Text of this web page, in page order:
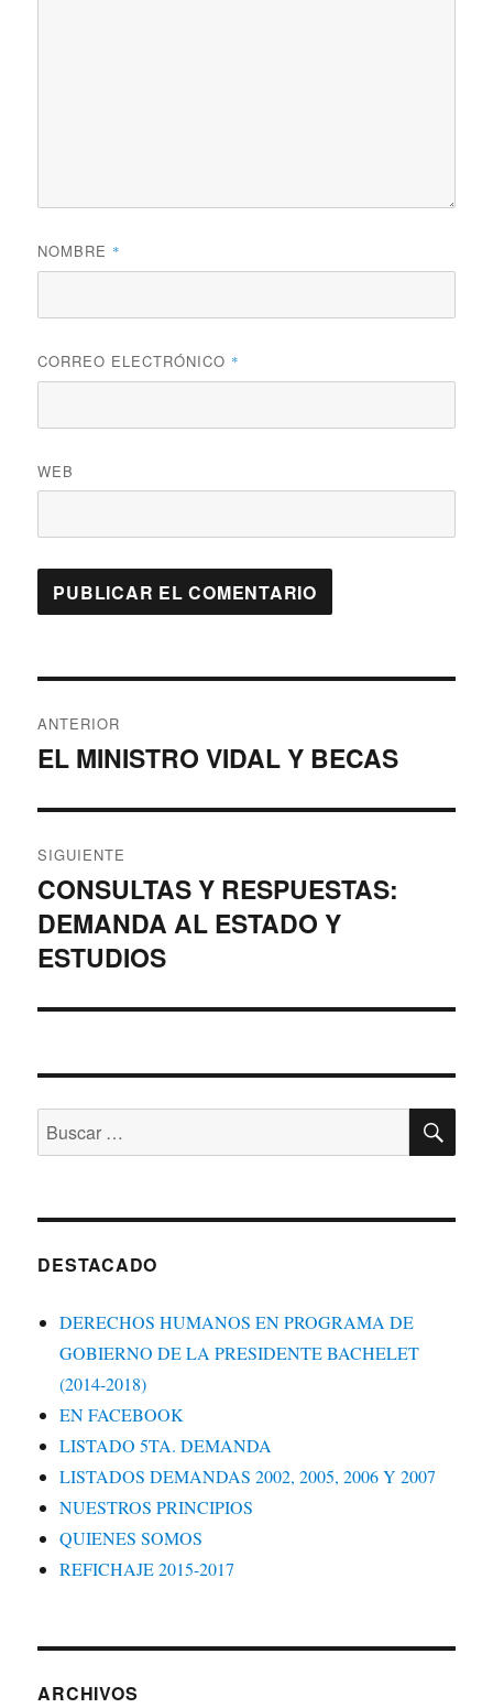
NOMBRE *
CORREO ELECTRÓNICO *
WEB
de
ANTERIOR
Entrada
EL MINISTRO VIDAL Y BECAS
SIGUIENTE
Entrada
siguiente:
CONSULTAS Y RESPUESTAS:
DEMANDA AL ESTADO Y
ESTUDIOS
Buscar
por:
DESTACADO
DERECHOS HUMANOS EN PROGRAMA DE
GOBIERNO DE LA PRESIDENTE BACHELET
(2014-2018)
EN FACEBOOK
LISTADO 5TA. DEMANDA
LISTADOS DEMANDAS 2002, 2005, 2006 Y 2007
NUESTROS PRINCIPIOS
QUIENES SOMOS
REFICHAJE 2015-2017
ARCHIVOS